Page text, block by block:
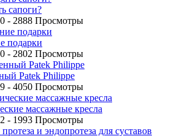
сапоги?
- 2888 Просмотры
подарки
- 2802 Просмотры
Patek Philippe
- 4050 Просмотры
массажные кресла
- 1993 Просмотры